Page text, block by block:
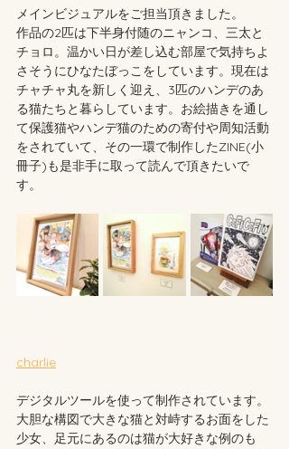
メインビジュアルをご担当頂きました。
作品の2匹は下半身付随のニャンコ、三太と
チョロ。温かい日が差し込む部屋で気持ちよ
さそうにひなたぼっこをしています。現在は
チャチャ丸を新しく迎え、3匹のハンデのあ
る猫たちと暮らしています。お絵描きを通し
て保護猫やハンデ猫のための寄付や周知活動
をされていて、その一環で制作したZINE(小
冊子)も是非手に取って読んで頂きたいで
す。
charlie
デジタルツールを使って制作されています。
大胆な構図で大きな猫と対峙するお面をした
少女、足元にあるのは猫が大好きな例のも